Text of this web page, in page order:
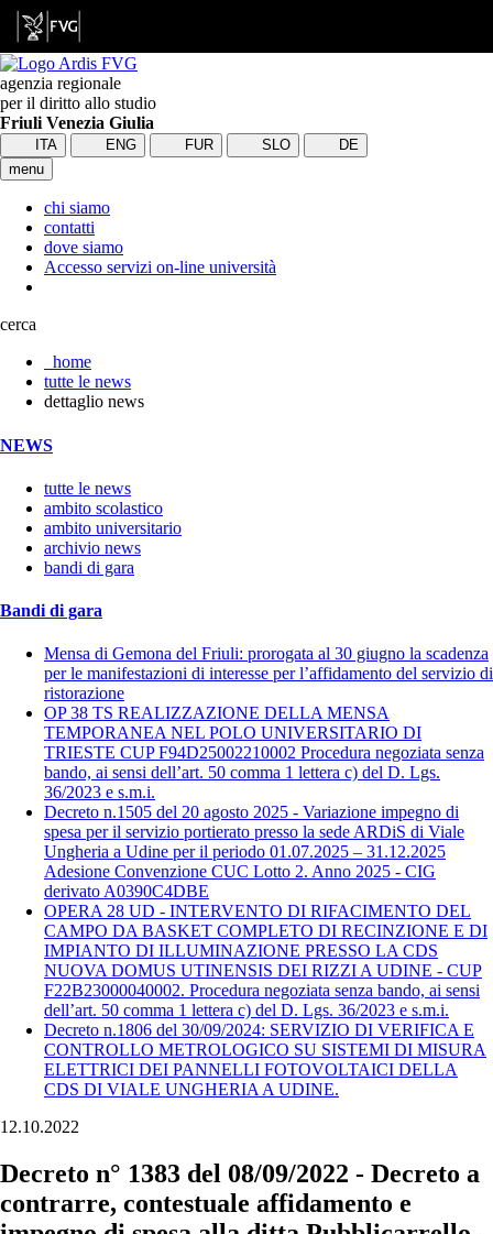
agenzia regionale
per il diritto allo studio
Friuli Venezia Giulia
ITA ENG FUR SLO
DE
menu
chi siamo
contatti
dove siamo
Accesso servizi on-line università
cerca
home
tutte le news
dettaglio news
NEWS
tutte le news
ambito scolastico
ambito universitario
archivio news
bandi di gara
Bandi di gara
Mensa di Gemona del Friuli: prorogata al 30 giugno la scadenza
per le manifestazioni di interesse per l’affidamento del servizio di
ristorazione
OP 38 TS REALIZZAZIONE DELLA MENSA
TEMPORANEA NEL POLO UNIVERSITARIO DI
TRIESTE CUP F94D25002210002 Procedura negoziata senza
bando, ai sensi dell’art. 50 comma 1 lettera c) del D. Lgs.
36/2023 e s.m.i.
Decreto n.1505 del 20 agosto 2025 - Variazione impegno di
spesa per il servizio portierato presso la sede ARDiS di Viale
Ungheria a Udine per il periodo 01.07.2025 – 31.12.2025
Adesione Convenzione CUC Lotto 2. Anno 2025 - CIG
derivato A0390C4DBE
OPERA 28 UD - INTERVENTO DI RIFACIMENTO DEL
CAMPO DA BASKET COMPLETO DI RECINZIONE E DI
IMPIANTO DI ILLUMINAZIONE PRESSO LA CDS
NUOVA DOMUS UTINENSIS DEI RIZZI A UDINE - CUP
F22B23000040002. Procedura negoziata senza bando, ai sensi
dell’art. 50 comma 1 lettera c) del D. Lgs. 36/2023 e s.m.i.
Decreto n.1806 del 30/09/2024: SERVIZIO DI VERIFICA E
CONTROLLO METROLOGICO SU SISTEMI DI MISURA
ELETTRICI DEI PANNELLI FOTOVOLTAICI DELLA
CDS DI VIALE UNGHERIA A UDINE.
12.10.2022
Decreto n° 1383 del 08/09/2022 - Decreto a
contrarre, contestuale affidamento e